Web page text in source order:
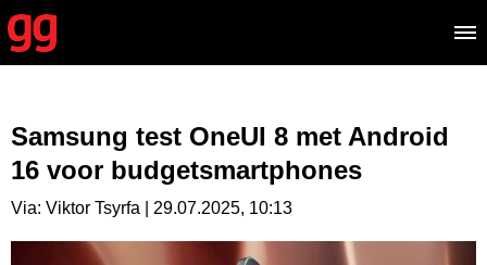
Samsung test OneUI 8 met Android
16 voor budgetsmartphones
Via: Viktor Tsyrfa | 29.07.2025, 10:13